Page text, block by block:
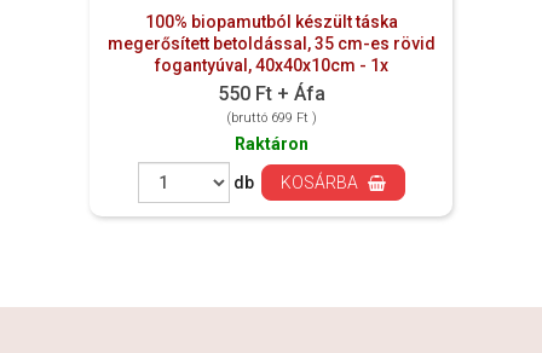
100% biopamutból készült táska
megerősített betoldással, 35 cm-es rövid
fogantyúval, 40x40x10cm - 1x
550 Ft + Áfa
(bruttó 699 Ft )
Raktáron
db
KOSÁRBA